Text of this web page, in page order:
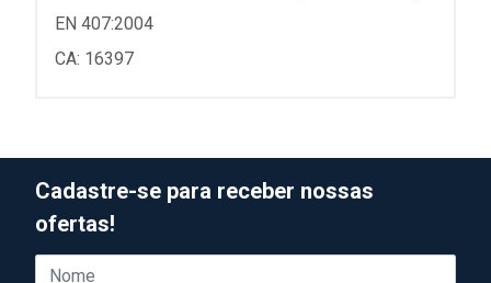
EN 407:2004
CA: 16397
Cadastre-se para receber nossas
ofertas!